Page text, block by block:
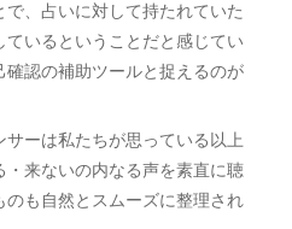
、占いに対して持たれていた
いるということだと感じてい
確認の補助ツールと捉えるのが
ーは私たちが思っている以上
来ないの内なる声を素直に聴
も自然とスムーズに整理され